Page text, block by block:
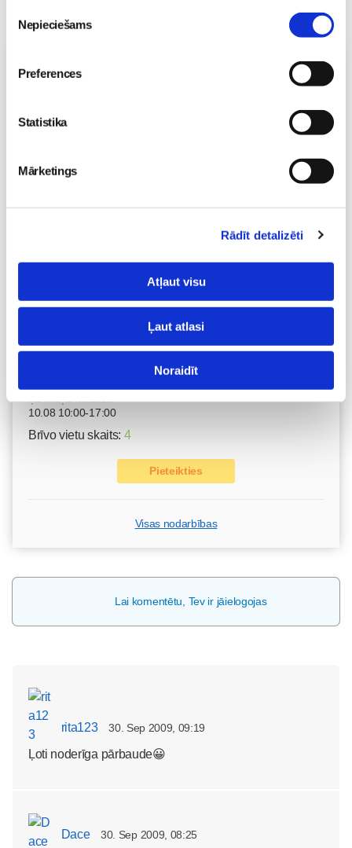
izvēle
Nepieciešams
Preferences
Statistika
Mārketings
Rādīt detalizēti
Atļaut visu
Ļaut atlasi
Noraidīt
Topošo un jauno māmiņu lutināšanas programma ar
07.08 15:15-17:00
Vaksācija topošajām un jaunajām māmiņām
Izpārdots
Nodarbības citā laikā
Grūtnieču masāža, pēcdzemdību masāža, ķermeņa
masāža Māmiņu klubā pie masāžas speciālistes Olgas
10.08 10:00-17:00
Brīvo vietu skaits: 4
Pieteikties
Visas nodarbības
Lai komentētu, Tev ir jāielogojas
rita123 30. Sep 2009, 09:19
Ļoti noderīga pārbaude😀
Dace 30. Sep 2009, 08:25